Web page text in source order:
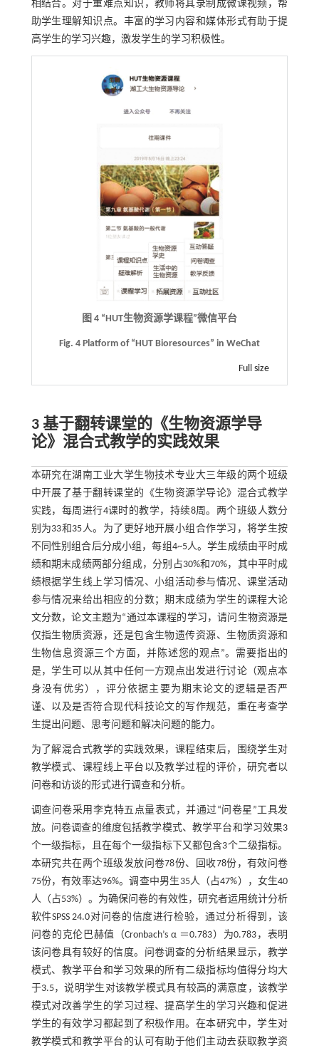
相结合。对于重难点知识，教师将其录制成微课视频，帮
助学生理解知识点。丰富的学习内容和媒体形式有助于提
高学生的学习兴趣，激发学生的学习积极性。
图 4 “HUT生物资源学课程”微信平台
Fig. 4 Platform of “HUT Bioresources” in WeChat
Full size
3 基于翻转课堂的《生物资源学导
论》混合式教学的实践效果
本研究在湖南工业大学生物技术专业大三年级的两个班级
中开展了基于翻转课堂的《生物资源学导论》混合式教学
实践，每周进行4课时的教学，持续8周。两个班级人数分
别为33和35人。为了更好地开展小组合作学习，将学生按
不同性别组合后分成小组，每组4~5人。学生成绩由平时成
绩和期末成绩两部分组成，分别占30%和70%，其中平时成
绩根据学生线上学习情况、小组活动参与情况、课堂活动
参与情况来给出相应的分数；期末成绩为学生的课程大论
文分数，论文主题为“通过本课程的学习，请问生物资源是
仅指生物质资源，还是包含生物遗传资源、生物质资源和
生物信息资源三个方面，并陈述您的观点”。需要指出的
是，学生可以从其中任何一方观点出发进行讨论（观点本
身没有优劣），评分依据主要为期末论文的逻辑是否严
谨、以及是否符合现代科技论文的写作规范，重在考查学
生提出问题、思考问题和解决问题的能力。
为了解混合式教学的实践效果，课程结束后，围绕学生对
教学模式、课程线上平台以及教学过程的评价，研究者以
问卷和访谈的形式进行调查和分析。
调查问卷采用李克特五点量表式，并通过“问卷星”工具发
放。问卷调查的维度包括教学模式、教学平台和学习效果3
个一级指标，且在每个一级指标下又都包含3个二级指标。
本研究共在两个班级发放问卷78份、回收78份，有效问卷
75份，有效率达96%。调查中男生35人（占47%），女生40
人（占53%）。为确保问卷的有效性，研究者运用统计分析
软件SPSS 24.0对问卷的信度进行检验，通过分析得到，该
问卷的克伦巴赫值（Cronbach’s α ＝0.783）为0.783，表明
该问卷具有较好的信度。问卷调查的分析结果显示，教学
模式、教学平台和学习效果的所有二级指标均值得分均大
于3.5，说明学生对该教学模式具有较高的满意度，该教学
模式对改善学生的学习过程、提高学生的学习兴趣和促进
学生的有效学习都起到了积极作用。在本研究中，学生对
教学模式和教学平台的认可有助于他们主动去获取教学资